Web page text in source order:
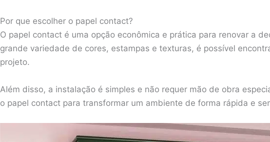
Por que escolher o papel contact?
O papel contact é uma opção econômica e prática para renovar a
grande variedade de cores, estampas e texturas, é possível
projeto.
Além disso, a instalação é simples e não requer mão de obra
o papel contact para transformar um ambiente de forma rápida e